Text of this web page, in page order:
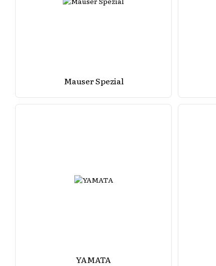
Mauser Spezial
YAMATA